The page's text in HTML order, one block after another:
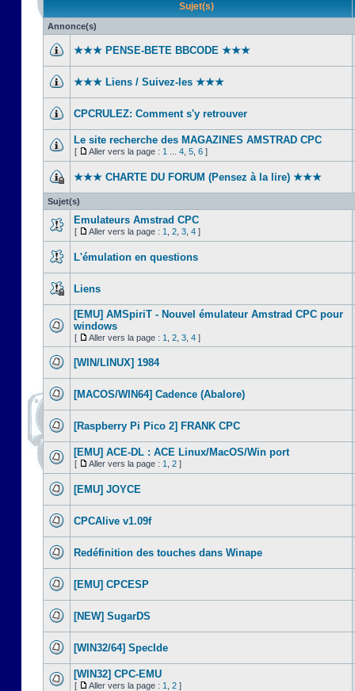
Sujet(s)
Annonce(s)
★★★ PENSE-BETE BBCODE ★★★
★★★ Liens / Suivez-les ★★★
CPCRULEZ: Comment s'y retrouver‎
Le site recherche des MAGAZINES AMSTRAD CPC
[ Aller vers la page : 1 4 5 6 ]
★★★ CHARTE DU FORUM (Pensez à la lire) ★★★
Sujet(s)
Emulateurs Amstrad CPC
[ Aller vers la page : 1 2 3 4 ]
L'émulation en questions
Liens
[EMU] AMSpiriT - Nouvel émulateur Amstrad CPC pour
windows
[ Aller vers la page : 1 2 3 4 ]
[WIN/LINUX] 1984
[MACOS/WIN64] Cadence (Abalore)
[Raspberry Pi Pico 2] FRANK CPC
[EMU] ACE-DL : ACE Linux/MacOS/Win port
[ Aller vers la page : 1 2 ]
[EMU] JOYCE
CPCAlive v1.09f
Redéfinition des touches dans Winape
[EMU] CPCESP
[NEW] SugarDS
[WIN32/64] SpecIde
[WIN32] CPC-EMU
[ Aller vers la page : 1 2 ]